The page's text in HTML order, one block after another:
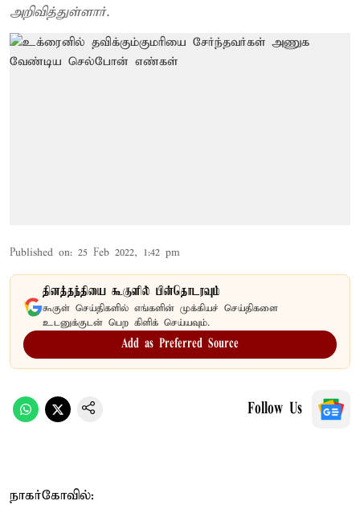
அறிவித்துள்ளார்.
Published on: 25 Feb 2022, 1:42 pm
தினத்தந்தியை கூகுளில் பின்தொடரவும்
கூகுள் செய்திகளில் எங்களின் முக்கியச் செய்திகளை
உடனுக்குடன் பெற கிளிக் செய்யவும்.
Add as Preferred Source
Follow Us
நாகர்கோவில்: